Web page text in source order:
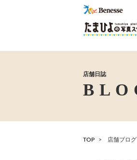
店舗日誌
TOP 店舗ブログ